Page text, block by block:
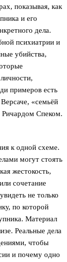
показывая, как
и его
дела.
психиатрии и
убийства,
примеров есть
«семьёй
Спеком.
к одной схеме.
могут стоять
жестокость,
сочетание
не только
по которой
Материал
Реальные дела
чтобы
и почему одно